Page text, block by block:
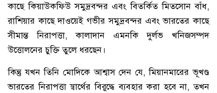
কাছে কিয়াউকফিউ সমুদ্রবন্দর এবং বিতর্কিত মিতসোন বাঁধ,
রাশিয়ার কাছে দাওয়েই গভীর সমুদ্রবন্দর এবং ভারতের কাছে
সীমান্ত নিরাপত্তা, কালাদান এমনকি দুর্লভ খনিজসম্পদ
উত্তোলনের চুক্তি তুলে ধরছেন।
কিন্তু যখন তিনি মোদিকে আশ্বাস দেন যে, মিয়ানমারের ভূখণ্ড
ভারতের নিরাপত্তা স্বার্থের বিরুদ্ধে ব্যবহার করা হবে না, তখন